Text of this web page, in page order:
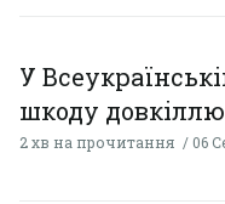
У
шкоду довкіллю
2 хв на прочитання 06